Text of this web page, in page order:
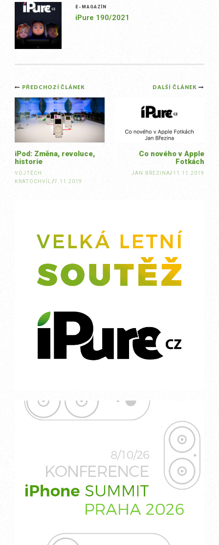
E-MAGAZÍN
iPure 190/2021
Post
navigation
DALŠÍ ČLÁNEK
Co nového v Apple
Fotkách
JAN BŘEZINA/ 11.11.2019
PŘEDCHOZÍ ČLÁNEK
iPod: Změna, revoluce,
historie
VOJTĚCH
KRATOCHVÍL/7.11.2019